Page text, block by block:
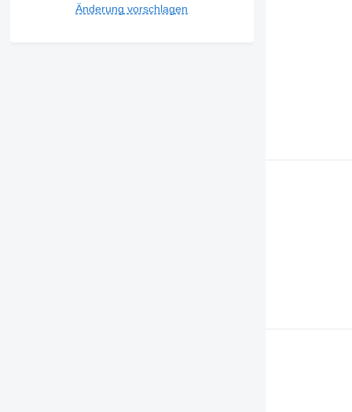
Änderung vorschlagen